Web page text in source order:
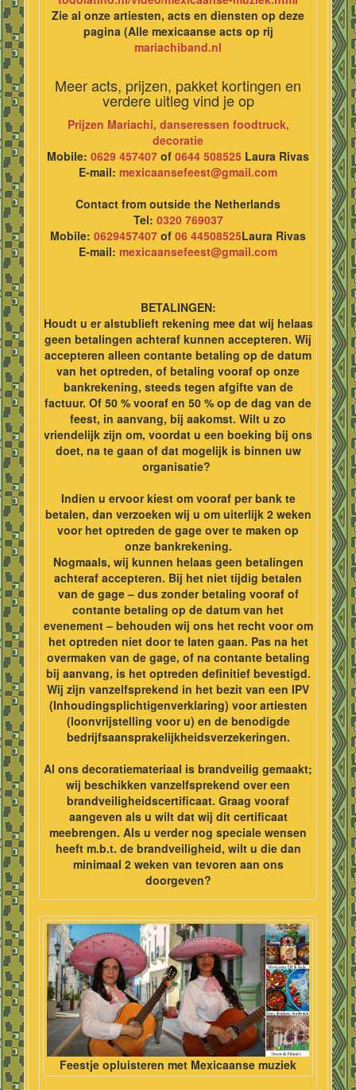
Zie al onze artiesten, acts en diensten op deze
pagina (Alle mexicaanse acts op rij
mariachiband.nl
Meer acts, prijzen, pakket kortingen en
verdere uitleg vind je op
Prijzen Mariachi, danseressen foodtruck,
decoratie
Mobile: 0629 457407 of 0644 508525 Laura Rivas
E-mail: mexicaansefeest@gmail.com
Contact from outside the Netherlands
Tel: 0320 769037
Mobile: 0629457407 of 06 44508525Laura Rivas
E-mail: mexicaansefeest@gmail.com
BETALINGEN:
Houdt u er alstublieft rekening mee dat wij helaas
geen betalingen achteraf kunnen accepteren. Wij
accepteren alleen contante betaling op de datum
van het optreden, of betaling vooraf op onze
bankrekening, steeds tegen afgifte van de
factuur. Of 50 % vooraf en 50 % op de dag van de
feest, in aanvang, bij aakomst. Wilt u zo
vriendelijk zijn om, voordat u een boeking bij ons
doet, na te gaan of dat mogelijk is binnen uw
organisatie?
Indien u ervoor kiest om vooraf per bank te
betalen, dan verzoeken wij u om uiterlijk 2 weken
voor het optreden de gage over te maken op
onze bankrekening.
Nogmaals, wij kunnen helaas geen betalingen
achteraf accepteren. Bij het niet tijdig betalen
van de gage – dus zonder betaling vooraf of
contante betaling op de datum van het
evenement – behouden wij ons het recht voor om
het optreden niet door te laten gaan. Pas na het
overmaken van de gage, of na contante betaling
bij aanvang, is het optreden definitief bevestigd.
Wij zijn vanzelfsprekend in het bezit van een IPV
(Inhoudingsplichtigenverklaring) voor artiesten
(loonvrijstelling voor u) en de benodigde
bedrijfsaansprakelijkheidsverzekeringen.
Al ons decoratiemateriaal is brandveilig gemaakt;
wij beschikken vanzelfsprekend over een
brandveiligheidscertificaat. Graag vooraf
aangeven als u wilt dat wij dit certificaat
meebrengen. Als u verder nog speciale wensen
heeft m.b.t. de brandveiligheid, wilt u die dan
minimaal 2 weken van tevoren aan ons
doorgeven?
Feestje opluisteren met Mexicaanse muziek